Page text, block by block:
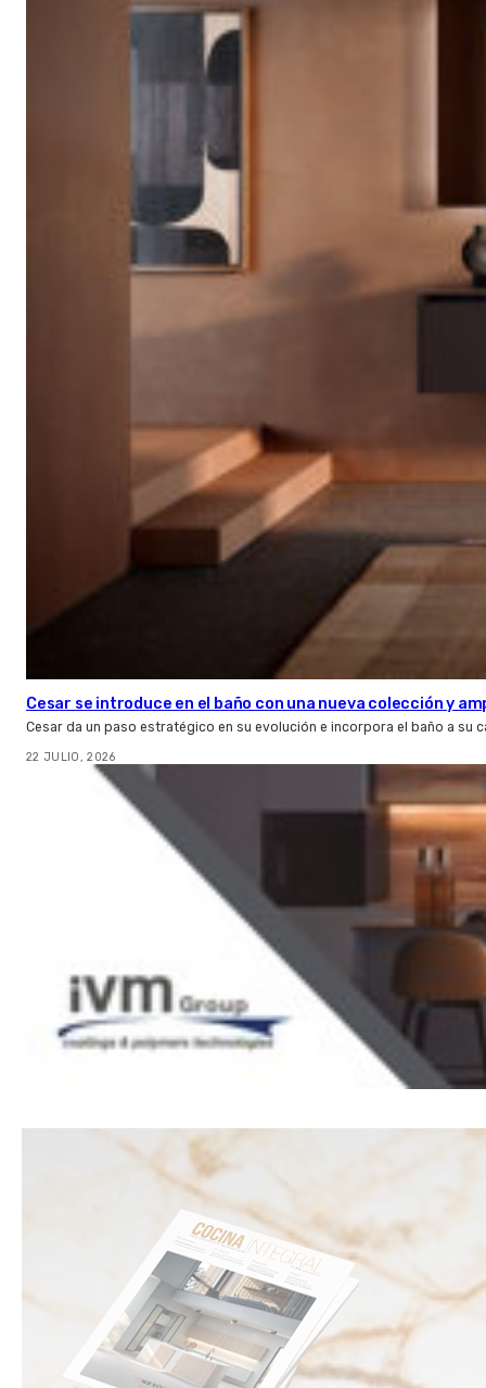
Cesar se introduce en el baño con una nueva colección y
Cesar da un paso estratégico en su evolución e incorpora el baño a su
22 JULIO, 2026